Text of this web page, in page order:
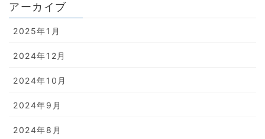
アーカイブ
2025年1月
2024年12月
2024年10月
2024年9月
2024年8月